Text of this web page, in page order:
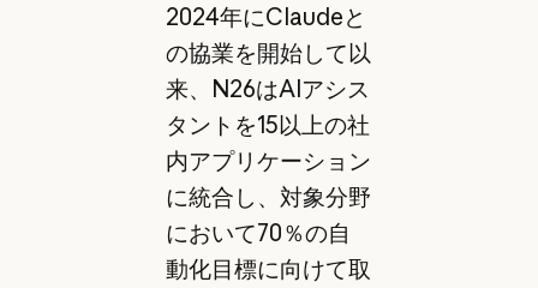
2024年にClaudeと
の協業を開始して以
来、N26はAIアシス
タントを15以上の社
内アプリケーション
に統合し、対象分野
において70％の自
動化目標に向けて取